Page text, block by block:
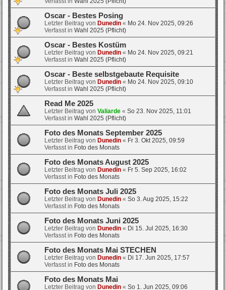
Oscar - Bestes Posing
Letzter Beitrag von Dunedin « Mo 24. Nov 2025, 09:26
Verfasst in Wahl 2025 (Pflicht)
Oscar - Bestes Kostüm
Letzter Beitrag von Dunedin « Mo 24. Nov 2025, 09:21
Verfasst in Wahl 2025 (Pflicht)
Oscar - Beste selbstgebaute Requisite
Letzter Beitrag von Dunedin « Mo 24. Nov 2025, 09:10
Verfasst in Wahl 2025 (Pflicht)
Read Me 2025
Letzter Beitrag von Valiarde « So 23. Nov 2025, 11:01
Verfasst in Wahl 2025 (Pflicht)
Foto des Monats September 2025
Letzter Beitrag von Dunedin « Fr 3. Okt 2025, 09:59
Verfasst in Foto des Monats
Foto des Monats August 2025
Letzter Beitrag von Dunedin « Fr 5. Sep 2025, 16:02
Verfasst in Foto des Monats
Foto des Monats Juli 2025
Letzter Beitrag von Dunedin « So 3. Aug 2025, 15:22
Verfasst in Foto des Monats
Foto des Monats Juni 2025
Letzter Beitrag von Dunedin « Di 15. Jul 2025, 16:30
Verfasst in Foto des Monats
Foto des Monats Mai STECHEN
Letzter Beitrag von Dunedin « Di 17. Jun 2025, 17:57
Verfasst in Foto des Monats
Foto des Monats Mai
Letzter Beitrag von Dunedin « So 1. Jun 2025, 09:06